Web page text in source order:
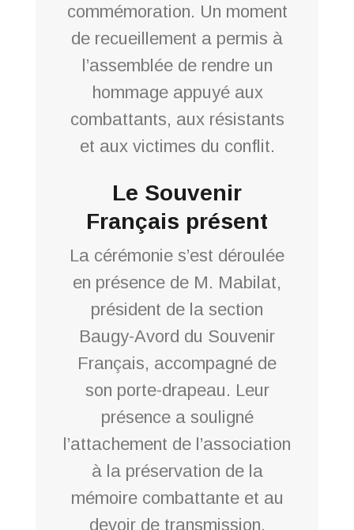
commémoration. Un moment
de recueillement a permis à
l’assemblée de rendre un
hommage appuyé aux
combattants, aux résistants
et aux victimes du conflit.
Le Souvenir
Français présent
La cérémonie s’est déroulée
en présence de M. Mabilat,
président de la section
Baugy-Avord du Souvenir
Français, accompagné de
son porte-drapeau. Leur
présence a souligné
l’attachement de l’association
à la préservation de la
mémoire combattante et au
devoir de transmission.